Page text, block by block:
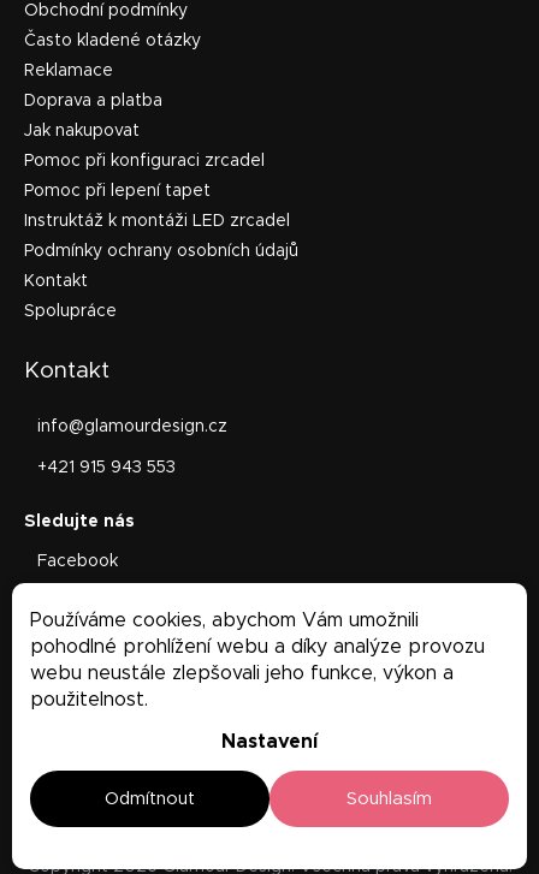
Používáme cookies, abychom Vám umožnili
pohodlné prohlížení webu a díky analýze provozu
webu neustále zlepšovali jeho funkce, výkon a
použitelnost.
Nastavení
Odmítnout Souhlasím
Obchodní podmínky
Často kladené otázky
Reklamace
Doprava a platba
Jak nakupovat
Pomoc při konfiguraci zrcadel
Pomoc při lepení tapet
Instruktáž k montáži LED zrcadel
Podmínky ochrany osobních údajů
Kontakt
Spolupráce
Kontakt
info@glamourdesign.cz
+421 915 943 553
Facebook
Facebook
Copyright 2026Glamour Design. Všechna práva vyhrazena.